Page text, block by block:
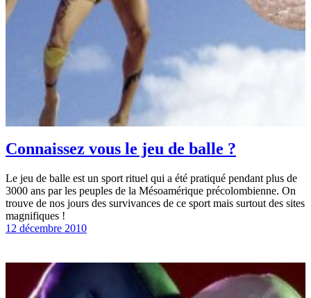
Connaissez vous le jeu de balle ?
Le jeu de balle est un sport rituel qui a été pratiqué pendant plus de
3000 ans par les peuples de la Mésoamérique précolombienne. On
trouve de nos jours des survivances de ce sport mais surtout des sites
magnifiques !
12 décembre 2010